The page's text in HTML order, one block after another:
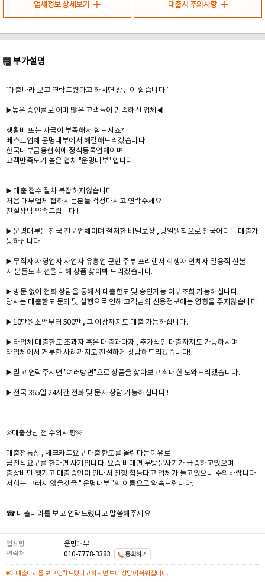
업체정보 상세보기 대출시 주의사항
부가설명
“대출나라 보고 연락드렸다고 하시면 상담이 쉽습니다.”
▶️높은 승인률로 이미 많은 고객들이 만족하신 업체◀️
생활비 또는 자금이 부족해서 힘드시죠?
베스트업체 운명대부에서 해결해드리겠습니다.
한국대부금융협회에 정식등록업체이며
고객만족도가 높은 업체 "운명대부" 입니다.
▶️ 대출 접수 절차 복잡하지않습니다.
처음 대부업체 접하시는분들 걱정마시고 연락주세요
친절상담 약속드립니다 !
▶️ 운명대부는 전국 전문업체이며 철저한 비밀보장 , 당일원칙으로 전국어디든 대출가
능하십니다.
▶️ 무직자 자영업자 사업자 유흥업 군인 주부 프리랜서 회생자 연체자 일용직 신불
자 분들도 최선을 다해 상품 찾아봐 드리겠습니다.
▶️ 방문 없이 전화 상담을 통해서 대출한도 및 승인가능 여부조희 가능하십니다.
당사는 대출한도 문의 및 실행으로 인해 고객님의 신용정보에는 영향을 주지않습니다.
▶️ 10만원소액부터 500만 , 그 이상까지도 대출 가능하십니다.
▶️ 타업체 대출한도 초과자 혹은 대출과다자 , 추가적인 대출까지도 가능하시며
타업체에서 거부한 사례까지도 친절하게 상담해드리겠습니다!
▶️ 믿고 연락주시면 "여러방면"으로 상품을 찾아보고 최대한 도와드리겠습니다.
▶️ 전국 365일 24시간 전화 및 문자 상담 가능하십니다 !
※대출상담 전 주의사항※
대출전통장 , 체크카드요구 대출한도를 올린다는이유로
금전적요구를 한다면 사기입니다. 요즘 비대면 무방문사기가 급증하고있으며
출장비만 챙기고 대출승인이 안나서 진행 힘들다고 업체가 늘고있으니 주의바랍니다.
저희는 그러지 않을것을 " 운명대부 "의 이름으로 약속드립니다.
☎ 대출나라를 보고 연락드렸다고 말씀해주세요
업체명
운명대부
연락처
010-7778-3383 통화하기
대출나라를 보고 연락드렸다고 하시면 보다 상담이 쉬워집니다.